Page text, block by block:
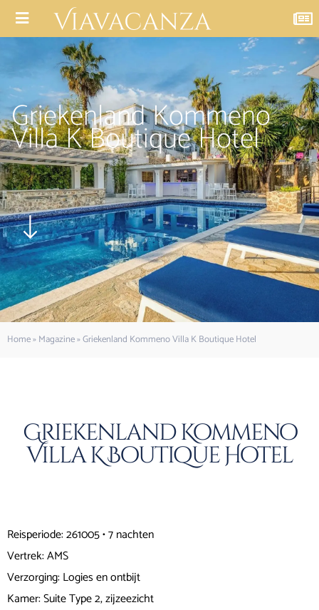
Griekenland Kommeno
Villa K Boutique Hotel
Home»Magazine»Griekenland Kommeno Villa K Boutique Hotel
Griekenland Kommeno
Villa K Boutique Hotel
Reisperiode: 261005 • 7 nachten
Vertrek: AMS
Verzorging: Logies en ontbijt
Kamer: Suite Type 2, zijzeezicht